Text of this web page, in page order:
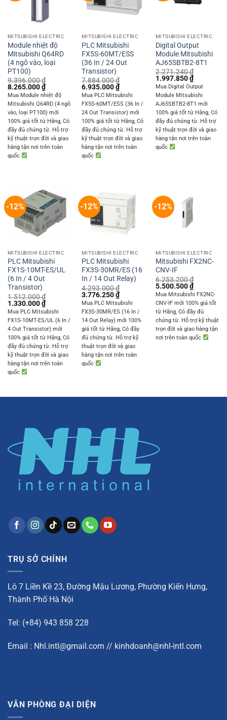
MITSUBISHI ELECTRIC
Module nhiệt độ
Mitsubishi Q64RD
(4 ngõ vào, loại
PT100)
9.396.000₫
Original
price
was:
9.396.000 ₫.
8.265.000₫Current
price
is:
8.265.000 ₫.
Mua Module nhiệt độ
Mitsubishi Q64RD (4 ngõ
vào, loại PT100) mới
100% giá tốt từ Hãng, Có
đầy đủ chứng từ. Hỗ trợ
kỹ thuật trọn đời và giao
hàng tận nơi trên toàn
quốc
MITSUBISHI ELECTRIC
PLC Mitsubishi
FX5S-60MT/ESS
(36 In / 24 Out
Transistor)
7.884.000₫
Original
price
was:
7.884.000 ₫.
6.935.000₫Current
price
is:
6.935.000 ₫.
Mua PLC Mitsubishi
FX5S-60MT/ESS (36 In /
24 Out Transistor) mới
100% giá tốt từ Hãng, Có
đầy đủ chứng từ. Hỗ trợ
kỹ thuật trọn đời và giao
hàng tận nơi trên toàn
quốc
MITSUBISHI ELECTRIC
Digital Output
Module Mitsubishi
AJ65SBTB2-8T1
2.271.240₫
Original
price
was:
2.271.240 ₫.
1.997.850₫Current
price
is:
1.997.850
Mua Digital Output
Module Mitsubishi
AJ65SBTB2-8T1 mới
100% giá tốt từ Hãng, Có
đầy đủ chứng từ. Hỗ trợ
kỹ thuật trọn đời và giao
hàng tận nơi trên toàn
quốc
-12%
MITSUBISHI ELECTRIC
PLC Mitsubishi
FX1S-10MT-ES/UL
(6 In / 4 Out
Transistor)
1.512.000₫
Original
price
was:
1.512.000 ₫.
1.330.000₫Current
price
is:
1.330.000 ₫.
Mua PLC Mitsubishi
FX1S-10MT-ES/UL (6 In /
4 Out Transistor) mới
100% giá tốt từ Hãng, Có
đầy đủ chứng từ. Hỗ trợ
kỹ thuật trọn đời và giao
hàng tận nơi trên toàn
quốc
-12%
MITSUBISHI ELECTRIC
PLC Mitsubishi
FX3S-30MR/ES (16
In / 14 Out Relay)
4.293.000₫
Original
price
was:
4.293.000 ₫.
3.776.250₫Current
price
is:
3.776.250 ₫.
Mua PLC Mitsubishi
FX3S-30MR/ES (16 In /
14 Out Relay) mới 100%
giá tốt từ Hãng, Có đầy
đủ chứng từ. Hỗ trợ kỹ
thuật trọn đời và giao
hàng tận nơi trên toàn
quốc
-12%
MITSUBISHI ELECTRIC
Mitsubishi FX2NC-
CNV-IF
6.253.200₫
Original
price
was:
6.253.200 ₫.
5.500.500₫Current
price
is:
5.500.500
Mua Mitsubishi FX2NC-
CNV-IF mới 100% giá tốt
từ Hãng, Có đầy đủ
chứng từ. Hỗ trợ kỹ thuật
trọn đời và giao hàng tận
nơi trên toàn quốc
TRỤ SỞ CHÍNH
Lô 7 Liền Kề 23, Đường Mậu Lương, Phường Kiến Hưng,
Thành Phố Hà Nội
Tel: (+84) 943 858 228
Email : Nhl.intl@gmail.com // kinhdoanh@nhl-intl.com
VĂN PHÒNG ĐẠI DIỆN